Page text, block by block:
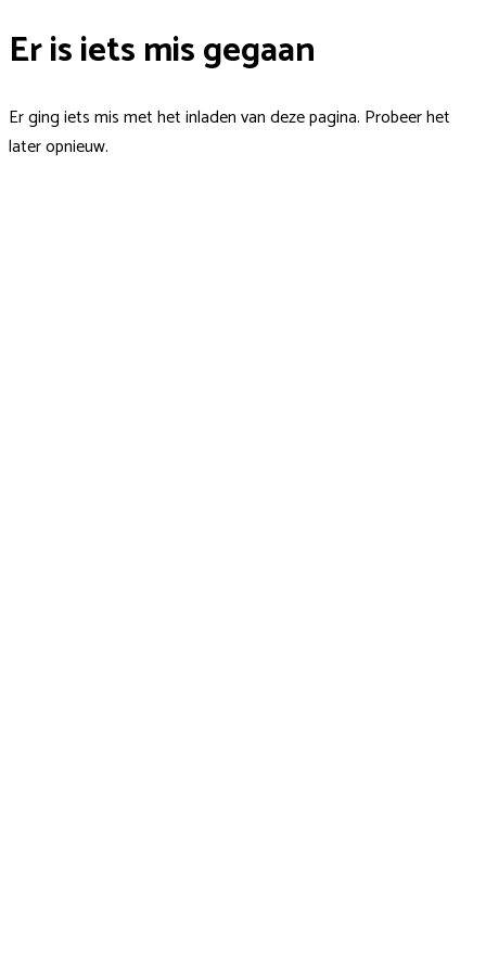
Er is iets mis gegaan
Er ging iets mis met het inladen van deze pagina. Probeer het
later opnieuw.